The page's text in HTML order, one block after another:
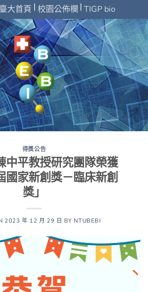
臺大首頁 | 校園公佈欄 | TIGP bio
得獎公告
中平教授研究團隊榮獲
國家新創獎－臨床新創
獎」
2023 年 12 月 29 日 BY NTUBEBI